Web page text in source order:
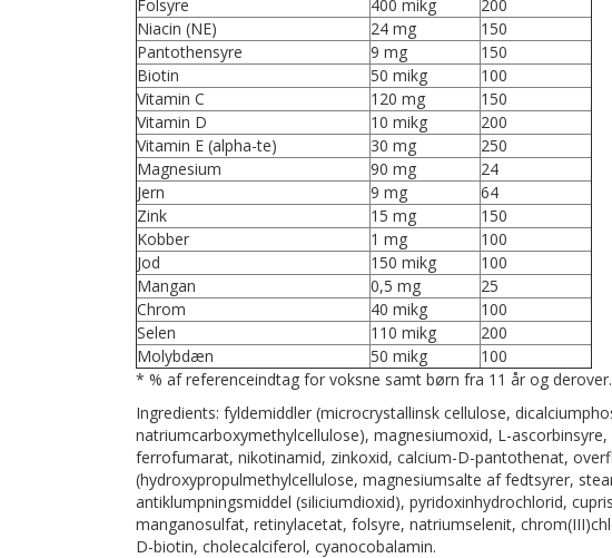
Folsyre
400 mikg
200
Niacin (NE)
24 mg
150
Pantothensyre
9 mg
150
Biotin
50 mikg
100
Vitamin C
120 mg
150
Vitamin D
10 mikg
200
Vitamin E (alpha-te)
30 mg
250
Magnesium
90 mg
24
Jern
9 mg
64
Zink
15 mg
150
Kobber
1 mg
100
Jod
150 mikg
100
Mangan
0,5 mg
25
Chrom
40 mikg
100
Selen
110 mikg
200
Molybdæn
50 mikg
100
* % af referenceindtag for voksne samt børn fra 11 år og derover.
Ingredients: fyldemiddler (microcrystallinsk cellulose,
natriumcarboxymethylcellulose), magnesiumoxid, L-
ferrofumarat, nikotinamid, zinkoxid, calcium-D-pantothenat,
(hydroxypropulmethylcellulose, magnesiumsalte af fedtsyrer,
antiklumpningsmiddel (siliciumdioxid), pyridoxinhydrochlorid,
manganosulfat, retinylacetat, folsyre, natriumselenit,
D-biotin, cholecalciferol, cyanocobalamin.